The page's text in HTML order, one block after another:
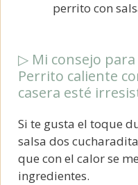
perrito con
▷ Mi consejo
Perrito caliente
casera esté
Si te gusta el toque
salsa dos
que con el calor se
ingredientes.